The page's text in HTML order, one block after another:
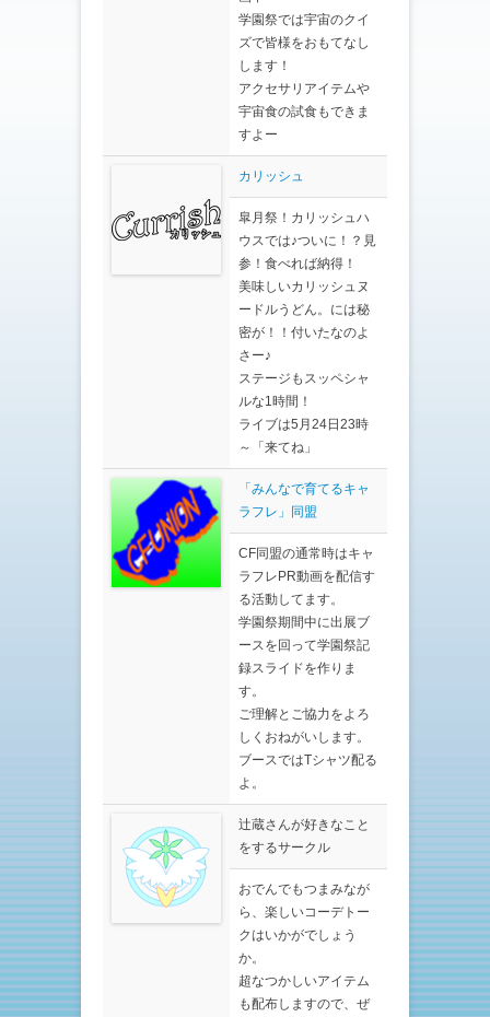
学園祭では宇宙のクイ
ズで皆様をおもてなし
します！
アクセサリアイテムや
宇宙食の試食もできま
すよー
カリッシュ
皐月祭！カリッシュハ
ウスでは♪ついに！？見
参！食べれば納得！
美味しいカリッシュヌ
ードルうどん。には秘
密が！！付いたなのよ
さー♪
ステージもスッペシャ
ルな1時間！
ライブは5月24日23時
～「来てね」
「みんなで育てるキャ
ラフレ」同盟
CF同盟の通常時はキャ
ラフレPR動画を配信す
る活動してます。
学園祭期間中に出展ブ
ースを回って学園祭記
録スライドを作りま
す。
ご理解とご協力をよろ
しくおねがいします。
ブースではTシャツ配る
よ。
辻蔵さんが好きなこと
をするサークル
おでんでもつまみなが
ら、楽しいコーデトー
クはいかがでしょう
か。
超なつかしいアイテム
も配布しますので、ぜ